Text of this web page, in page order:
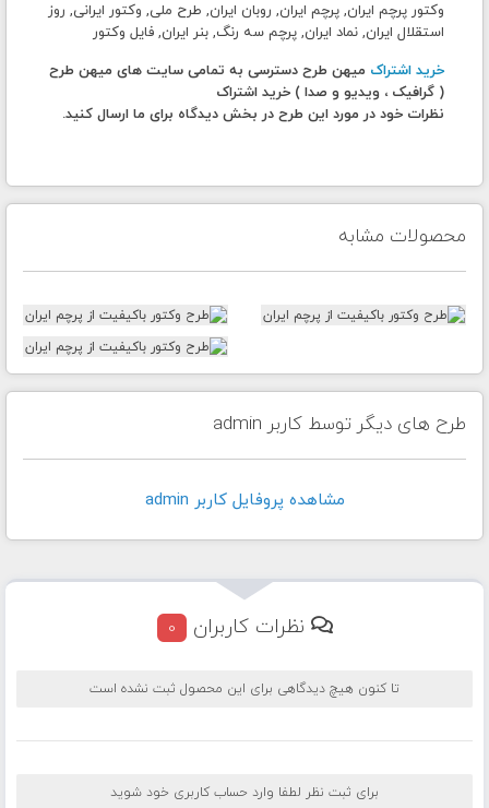
وکتور پرچم ایران, پرچم ایران, روبان ایران, طرح ملی, وکتور ایرانی, روز
استقلال ایران, نماد ایران, پرچم سه رنگ, بنر ایران, فایل وکتور
خرید اشتراک میهن طرح دسترسی به تمامی سایت های میهن طرح
( گرافیک ، ویدیو و صدا ) خرید اشتراک
نظرات خود در مورد این طرح در بخش دیدگاه برای ما ارسال کنید.
محصولات مشابه
طرح های دیگر توسط کاربر admin
مشاهده پروفايل کاربر admin
نظرات کاربران 0
تا کنون هیچ دیدگاهی برای این محصول ثبت نشده است
برای ثبت نظر لطفا وارد حساب کاربری خود شوید